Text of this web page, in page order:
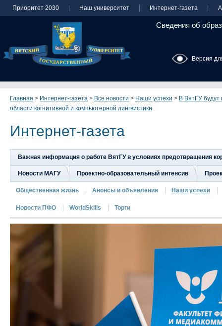
Приоритет 2030 Наш университет Интернет-газета
Сведения об
Версия
Главная > Интернет-газета > Все новости > Наши успехи > В ВятГУ будут
области когнитивной и компьютерной лингвистики
Интернет-газета
Важная информация о работе ВятГУ в условиях предотвращения
Новости МАГУ Проектно-образовательный интенсив
Общественная жизнь Анонсы и объявления Наши успехи
Новости ПФО WorldSkills Торги